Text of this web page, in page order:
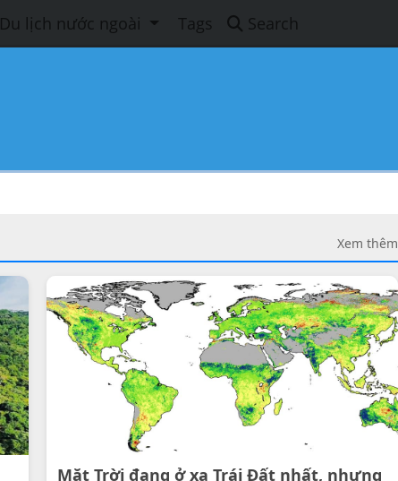
Du lịch nước ngoài Tags Search
Xem thêm
Mặt Trời đang ở xa Trái Đất nhất, nhưng